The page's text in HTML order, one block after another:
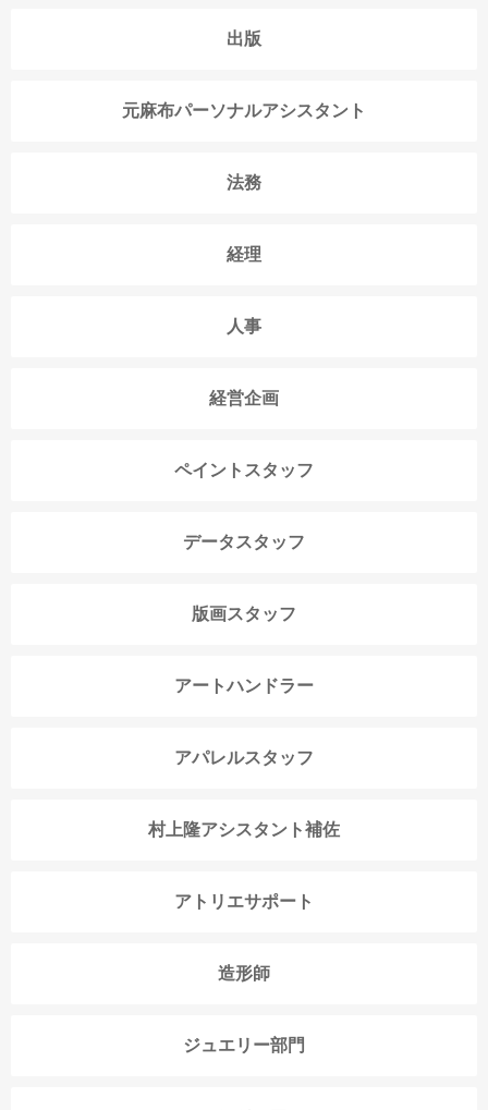
出版
元麻布パーソナルアシスタント
法務
経理
人事
経営企画
ペイントスタッフ
データスタッフ
版画スタッフ
アートハンドラー
アパレルスタッフ
村上隆アシスタント補佐
アトリエサポート
造形師
ジュエリー部門